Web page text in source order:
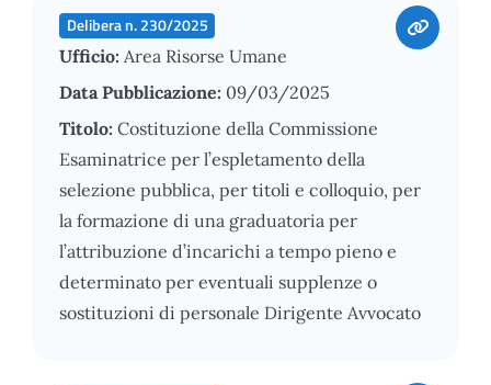
Delibera n. 230/2025
Ufficio: Area Risorse Umane
Data Pubblicazione: 09/03/2025
Titolo: Costituzione della Commissione
Esaminatrice per l’espletamento della
selezione pubblica, per titoli e colloquio, per
la formazione di una graduatoria per
l’attribuzione d’incarichi a tempo pieno e
determinato per eventuali supplenze o
sostituzioni di personale Dirigente Avvocato